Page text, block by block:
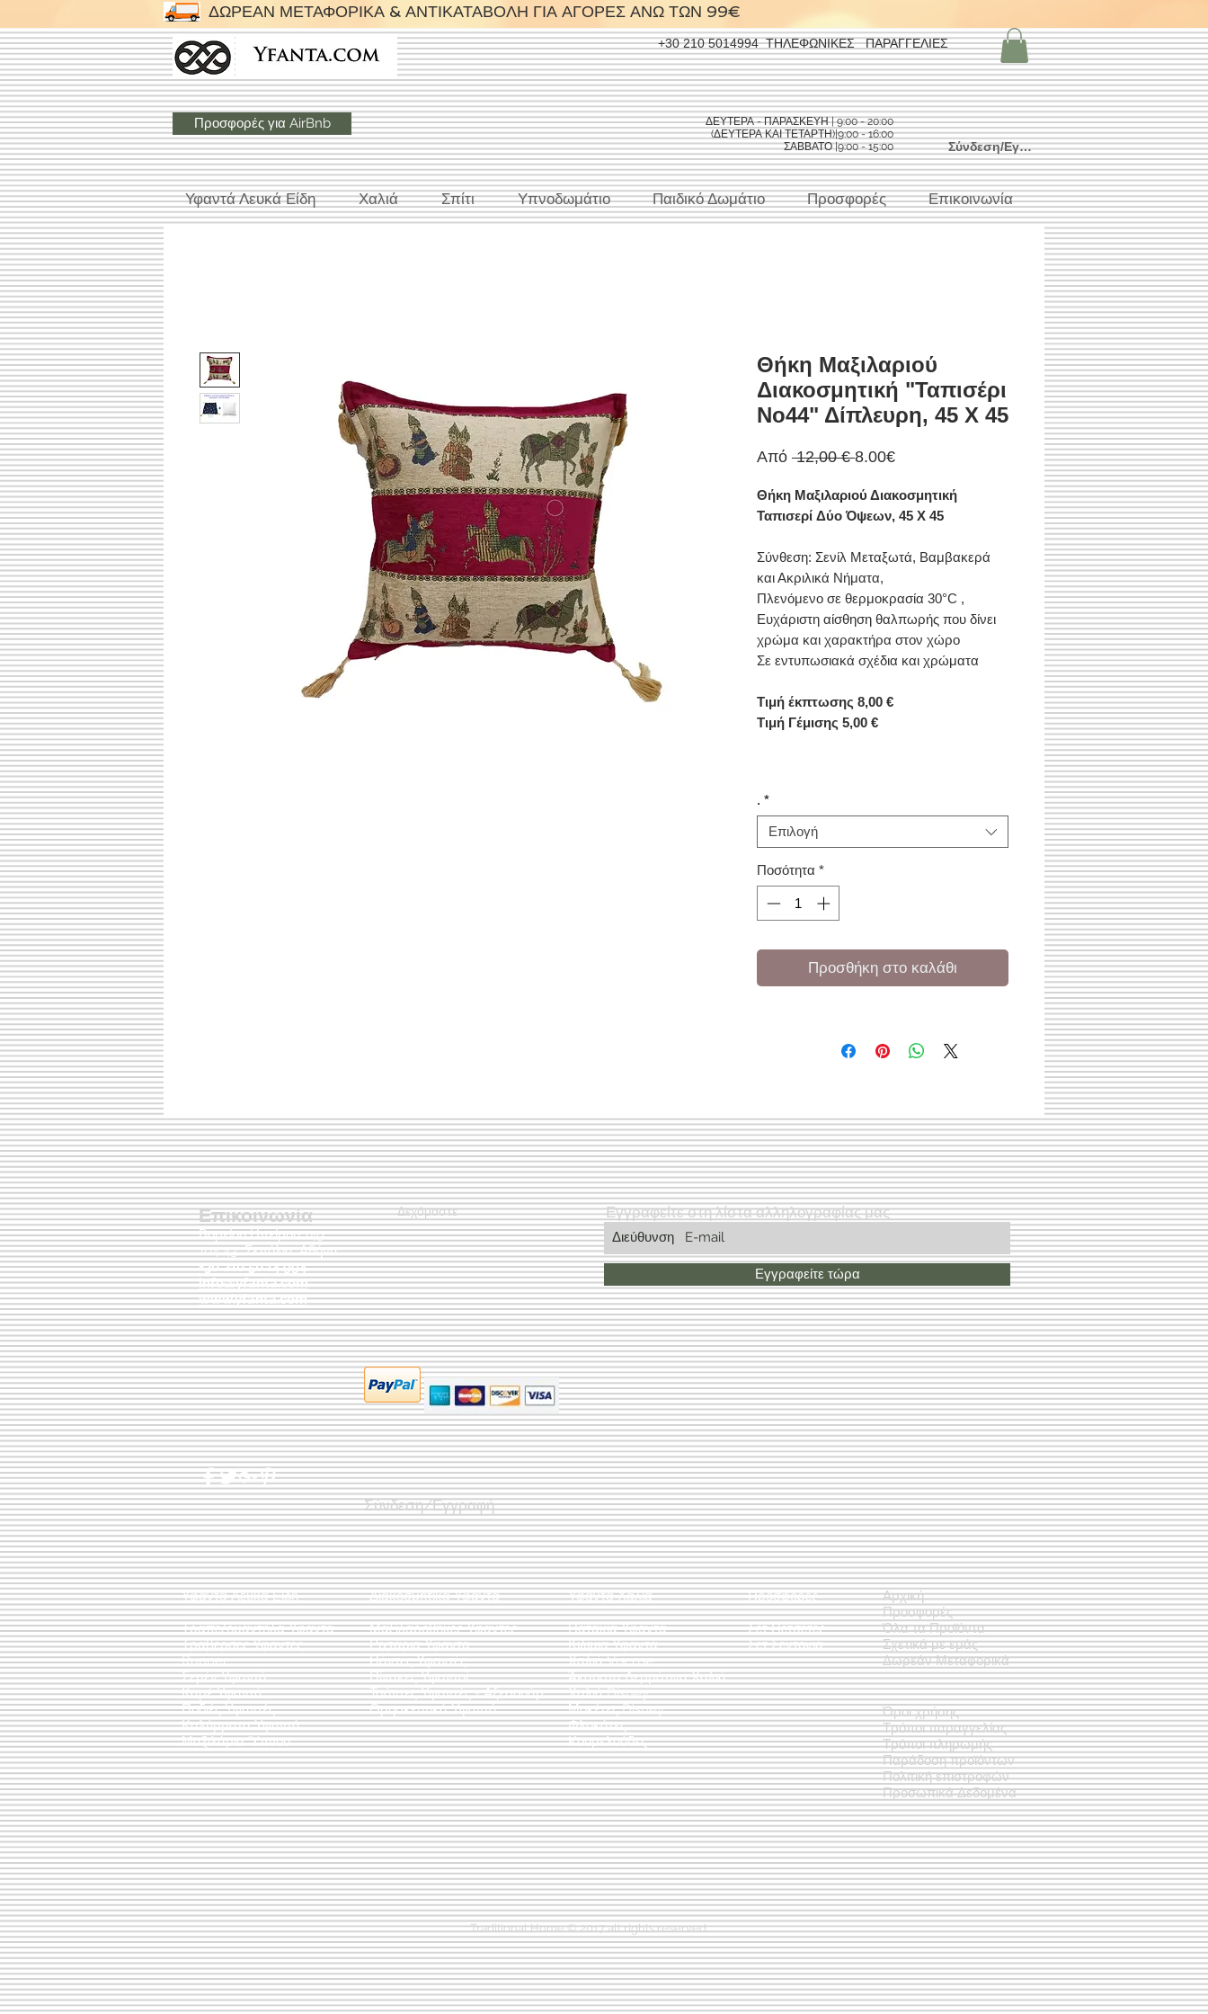
ΔΩΡΕΑΝ ΜΕΤΑΦΟΡΙΚΑ & ΑΝΤΙΚΑΤΑΒΟΛΗ ΓΙΑ ΑΓΟΡΕΣ ΑΝΩ ΤΩΝ 99€
+30 210 5014994 ΤΗΛΕΦΩΝΙΚΕΣ ΠΑΡΑΓΓΕΛΙΕΣ
Προσφορές για AirBnb
ΔΕΥΤΕΡΑ - ΠΑΡΑΣΚΕΥΗ | 9:00 - 20:00
(ΔΕΥΤΕΡΑ ΚΑΙ ΤΕΤΑΡΤΗ)|9:00 - 16:00
ΣΑΒΒΑΤΟ |9:00 - 15:00
Σύνδεση/Εγγραφή
Υφαντά Λευκά Είδη Χαλιά Σπίτι Υπνοδωμάτιο Παιδικό Δωμάτιο Προσφορές Επικοινωνία
Θήκη Μαξιλαριού
Διακοσμητική "Ταπισέρι
Νο44" Δίπλευρη, 45 X 45
Από 12,00 € Κανονική
8.00€Τιμή
Θήκη Μαξιλαριού Διακοσμητική
Ταπισερί Δύο Όψεων, 45 X 45
Σύνθεση: Σενίλ Μεταξωτά, Βαμβακερά
και Ακριλικά Νήματα,
Πλενόμενο σε θερμοκρασία 30°C ,
Ευχάριστη αίσθηση θαλπωρής που δίνει
χρώμα και χαρακτήρα στον χώρο
Σε εντυπωσιακά σχέδια και χρώματα
Τιμή έκπτωσης 8,00 €
Τιμή Γέμισης 5,00 €
. *
Επιλογή
Ποσότητα *
Προσθήκη στο καλάθι
Επικοινωνία
Βορείου Ηπείρου 149
104 43Σεπόλια,Αθήνα
+30 210 50.14.994
info@yfanta.com
www.yfanta.com
Δεχόμαστε Εγγραφείτε στη λίστα αλληλογραφίας μας
Εγγραφείτε τώρα
Σύνδεση/Εγγραφή
Όροι χρήσης
Τρόποι παραγγελίας
Τρόποι πληρωμής
Παράδοση προϊόντων
Πολιτική επιστροφών
Προσωπικά Δεδομένα
Διακοσμητικά Υφαντά
Μαξιλαροθήκες Υφαντές
Ριχτάρια Υφαντά
Πάντες Υφαντές
Πίνακες Υφαντοί
Τσάντες Υφαντές - Αξεσουάρ
Θρησκευτικά Υφαντά
Υφαντά Λευκά Είδη
Τραπεζομάντηλα Υφαντά
Τραβέρσες Υφαντές
Runner
Σεμέν Υφαντά
Καρέ Υφαντά
Ποδιές Υφαντές
Καλύμματα Υφαντά
Μαξιλάρια Ύπνου
Προσφορές
Σετ Πετσέτες
Σετ Σεντόνια
Αρχική
Προσφορές
Όλα τα Προϊόντα
Σχετικά με εμάς
Δωρεάν Μεταφορικά
Υφαντά Χαλιά
Πατάκια Υφαντά
Κιλίμια Υφαντά
Χαλιά Viscose
Άκαυστα Δερμάτινα Χαλιά
Χαλιά Disney
Μοκέτες Disney
Φλοκάτες
Κουρελούδες
Traditional Home © 2017 all rights reserved